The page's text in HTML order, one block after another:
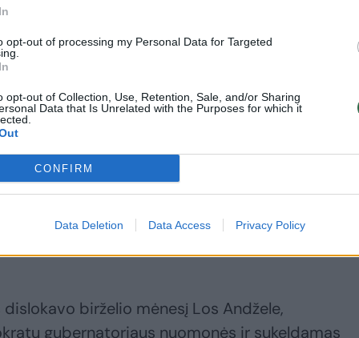
opt-out of processing my Personal Data for Targeted
opt-out of Collection, Use, Retention, Sale, and/or Sharing
Data that Is Unrelated with the Purposes for which it
CONFIRM
Data Deletion Data Access Privacy Policy
visoje šalyje, nes D. Trumpo masinės
agentai suėmė tūkstančius
su vietos vadinamosiomis „prieglaudos“
kurio politika – nesitarti su federalinėmis
birželio mėnesį Los Andžele,
gubernatoriaus nuomonės ir sukeldamas